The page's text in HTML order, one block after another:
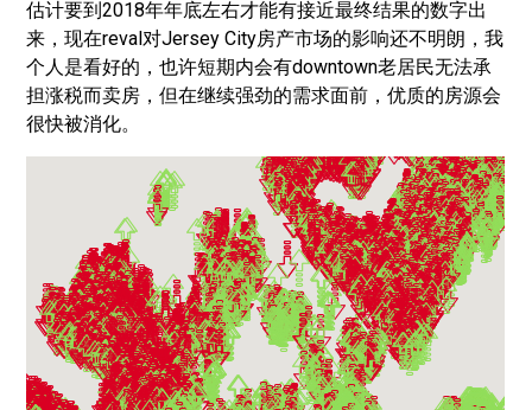
估计要到2018年年底左右才能有接近最终结果的数字出
来，现在reval对Jersey City房产市场的影响还不明朗，我
个人是看好的，也许短期内会有downtown老居民无法承
担涨税而卖房，但在继续强劲的需求面前，优质的房源会
很快被消化。